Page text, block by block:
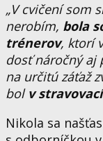
„V cvičení som
nerobím, bola
trénerov, ktorí
dosť náročný aj
na určitú záťaž
bol v
Nikola sa